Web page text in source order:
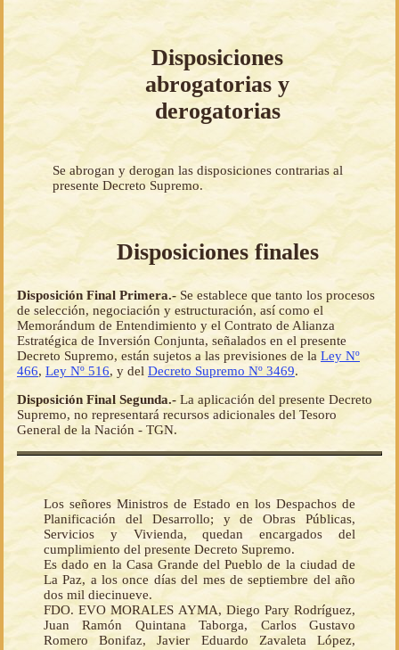
Disposiciones
abrogatorias y
derogatorias
Se abrogan y derogan las disposiciones contrarias al
presente Decreto Supremo.
Disposiciones finales
Disposición Final Primera.- Se establece que tanto los procesos
de selección, negociación y estructuración, así como el
Memorándum de Entendimiento y el Contrato de Alianza
Estratégica de Inversión Conjunta, señalados en el presente
Decreto Supremo, están sujetos a las previsiones de la Ley Nº
466, Ley Nº 516, y del Decreto Supremo Nº 3469.
Disposición Final Segunda.- La aplicación del presente Decreto
Supremo, no representará recursos adicionales del Tesoro
General de la Nación - TGN.
Los señores Ministros de Estado en los Despachos de
Planificación del Desarrollo; y de Obras Públicas,
Servicios y Vivienda, quedan encargados del
cumplimiento del presente Decreto Supremo.
Es dado en la Casa Grande del Pueblo de la ciudad de
La Paz, a los once días del mes de septiembre del año
dos mil diecinueve.
FDO. EVO MORALES AYMA, Diego Pary Rodríguez,
Juan Ramón Quintana Taborga, Carlos Gustavo
Romero Bonifaz, Javier Eduardo Zavaleta López,